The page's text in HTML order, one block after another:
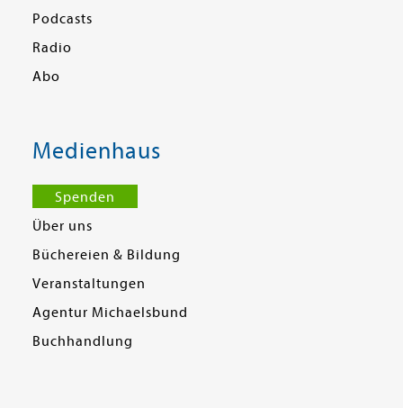
Podcasts
Radio
Abo
Medienhaus
Spenden
Über uns
Büchereien & Bildung
Veranstaltungen
Agentur Michaelsbund
Buchhandlung